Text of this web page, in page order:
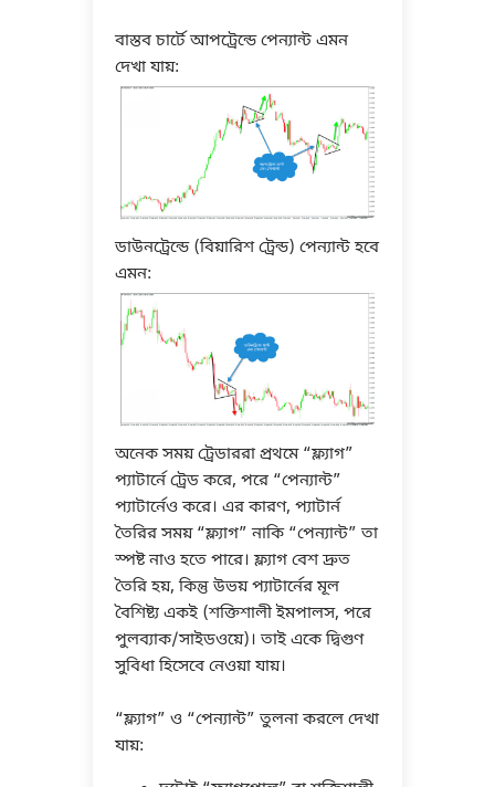
বাস্তব চার্টে আপট্রেন্ডে পেন্যান্ট এমন
দেখা যায়:
ডাউনট্রেন্ডে (বিয়ারিশ ট্রেন্ড) পেন্যান্ট হবে
এমন:
অনেক সময় ট্রেডাররা প্রথমে “ফ্ল্যাগ”
প্যাটার্নে ট্রেড করে, পরে “পেন্যান্ট”
প্যাটার্নেও করে। এর কারণ, প্যাটার্ন
তৈরির সময় “ফ্ল্যাগ” নাকি “পেন্যান্ট” তা
স্পষ্ট নাও হতে পারে। ফ্ল্যাগ বেশ দ্রুত
তৈরি হয়, কিন্তু উভয় প্যাটার্নের মূল
বৈশিষ্ট্য একই (শক্তিশালী ইমপালস, পরে
পুলব্যাক/সাইডওয়ে)। তাই একে দ্বিগুণ
সুবিধা হিসেবে নেওয়া যায়।
“ফ্ল্যাগ” ও “পেন্যান্ট” তুলনা করলে দেখা
যায়: